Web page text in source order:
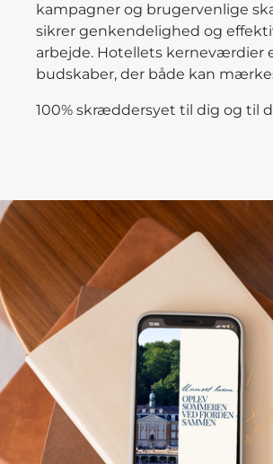
kampagner og brugervenlige
sikrer genkendelighed og
arbejde. Hotellets kerneværdier
budskaber, der både kan
100% skræddersyet til dig og til